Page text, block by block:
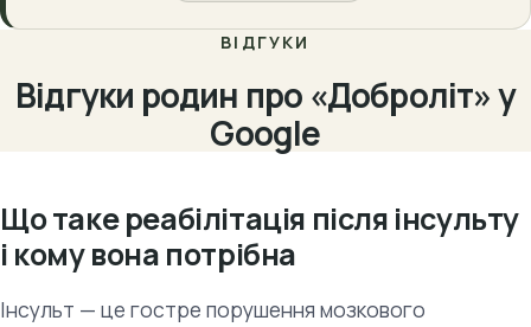
ВІДГУКИ
Відгуки родин про «Доброліт» у
Google
Що таке реабілітація після інсульту
і кому вона потрібна
Інсульт — це гостре порушення мозкового